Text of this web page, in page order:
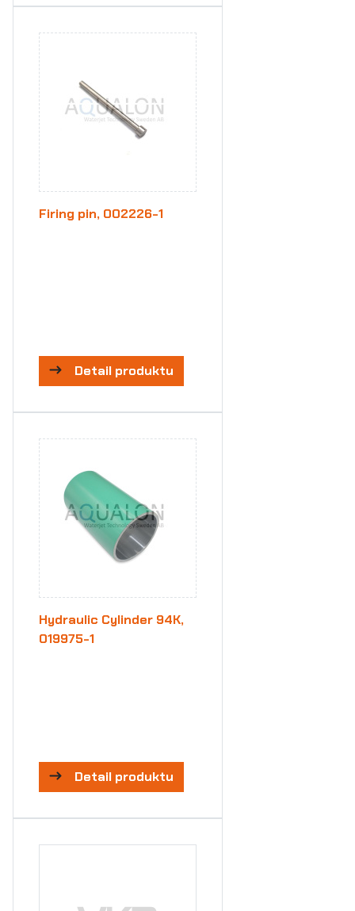
Firing pin, 002226-1
Detail produktu
Hydraulic Cylinder 94K,
019975-1
Detail produktu